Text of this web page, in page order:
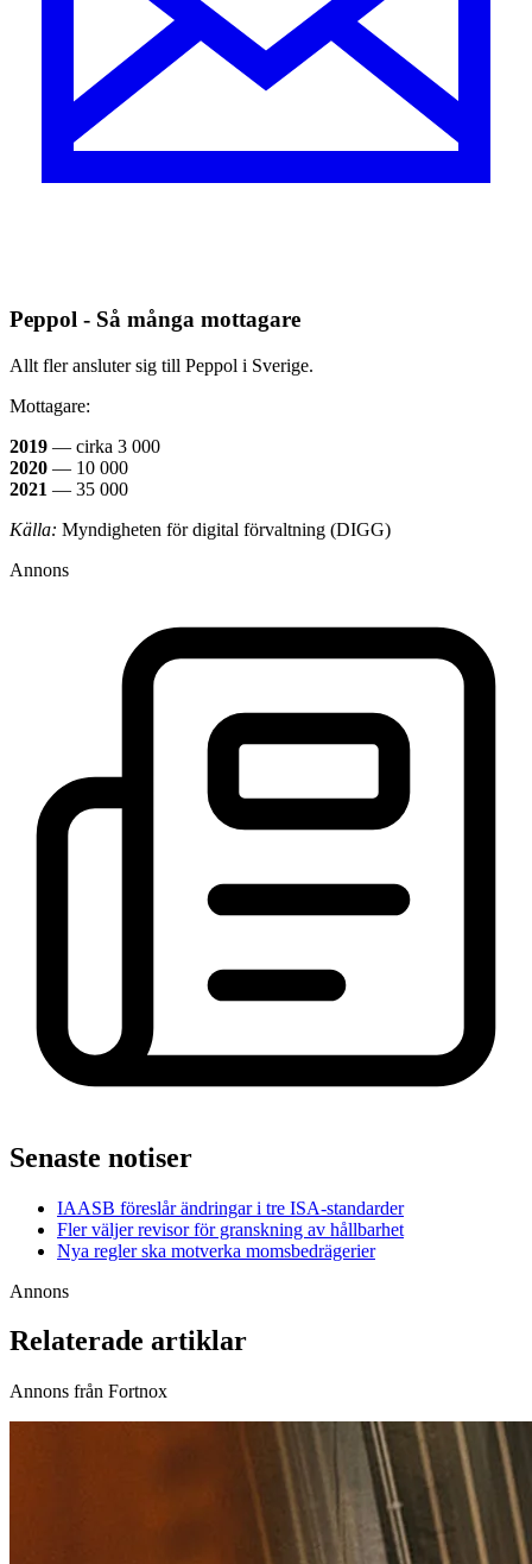
Peppol - Så många mottagare
Allt fler ansluter sig till Peppol i Sverige.
Mottagare:
2019 — cirka 3 000
2020 — 10 000
2021 — 35 000
Källa: Myndigheten för digital förvaltning (DIGG)
Annons
Senaste notiser
IAASB föreslår ändringar i tre ISA-standarder
Fler väljer revisor för granskning av hållbarhet
Nya regler ska motverka momsbedrägerier
Annons
Relaterade artiklar
Annons från Fortnox